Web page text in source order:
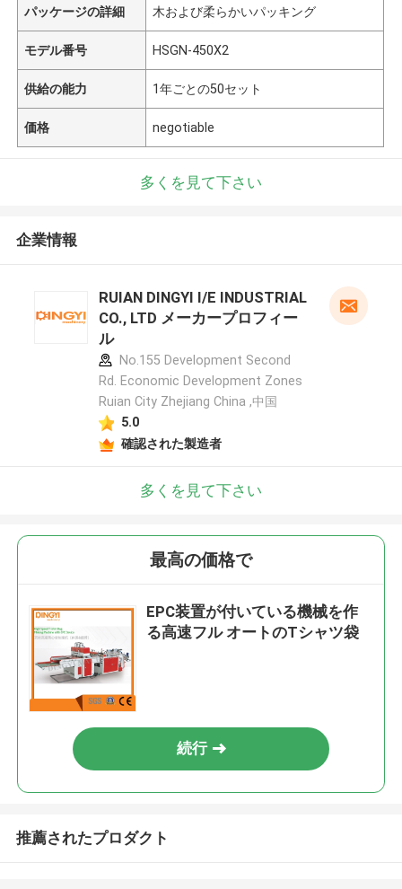
パッケージの詳細 木および柔らかいパッキング
モデル番号 HSGN-450X2
供給の能力 1年ごとの50セット
価格 negotiable
多くを見て下さい
企業情報
RUIAN DINGYI I/E INDUSTRIAL
CO., LTD メーカープロフィー
ル
No.155 Development Second
Rd. Economic Development Zones
Ruian City Zhejiang China ,中国
5.0
確認された製造者
多くを見て下さい
最高の価格で
EPC装置が付いている機械を作
る高速フル オートのTシャツ袋
続行
推薦されたプロダクト